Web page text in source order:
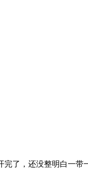
完了，还没整明白一带